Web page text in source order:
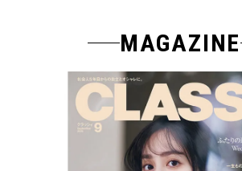
MAGAZINE